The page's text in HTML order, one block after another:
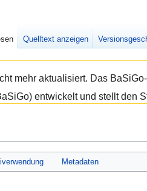
mehr aktualisiert. Das
entwickelt und stellt den
Metadaten
Quelltext anzeigen